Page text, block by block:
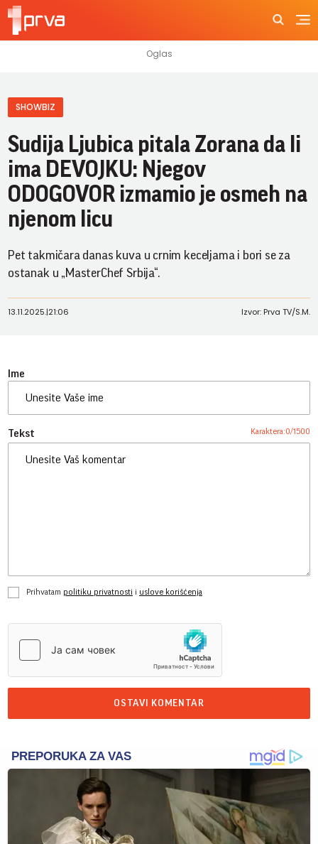
SHOWBIZ
Sudija Ljubica pitala Zorana da li
ima DEVOJKU: Njegov
ODOGOVOR izmamio je osmeh na
njenom licu
Pet takmičara danas kuva u crnim keceljama i bori se za
ostanak u „MasterChef Srbija“.
13.11.2025.|21:06 Izvor: Prva TV/S.M.
Ime
Tekst Karaktera:0/1500
Prihvatam politiku privatnosti i uslove korišćenja
OSTAVI KOMENTAR